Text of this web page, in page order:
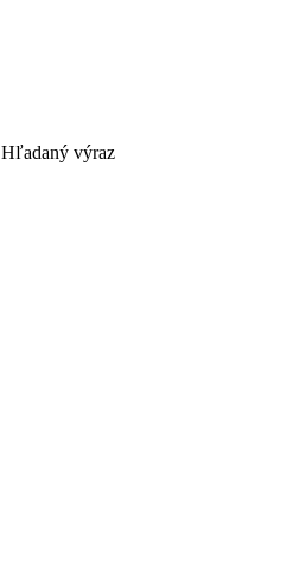
Hľadaný výraz